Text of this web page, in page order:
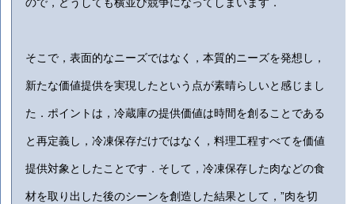
ので，どうしても横並び競争になってしまいます．
そこで，表面的なニーズではなく，本質的ニーズを発想し，
新たな価値提供を実現したという点が素晴らしいと感じまし
た．ポイントは，冷蔵庫の提供価値は時間を創ることである
と再定義し，冷凍保存だけではなく，料理工程すべてを価値
提供対象としたことです．そして，冷凍保存した肉などの食
材を取り出した後のシーンを創造した結果として，”肉を切